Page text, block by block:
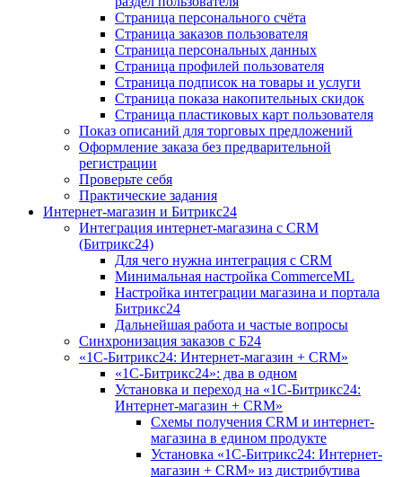
Страница персонального счёта
Страница заказов пользователя
Страница персональных данных
Страница профилей пользователя
Страница подписок на товары и услуги
Страница показа накопительных скидок
Страница пластиковых карт пользователя
Показ описаний для торговых предложений
Оформление заказа без предварительной
регистрации
Проверьте себя
Практические задания
Интернет-магазин и Битрикс24
Интеграция интернет-магазина с CRM
(Битрикс24)
Для чего нужна интеграция с CRM
Минимальная настройка CommerceML
Настройка интеграции магазина и портала
Битрикс24
Дальнейшая работа и частые вопросы
Синхронизация заказов с Б24
«1С-Битрикс24: Интернет-магазин + CRM»
«1С-Битрикс24»: два в одном
Установка и переход на «1С-Битрикс24:
Интернет-магазин + CRM»
Схемы получения CRM и интернет-
магазина в едином продукте
Установка «1С-Битрикс24: Интернет-
магазин + CRM» из дистрибутива